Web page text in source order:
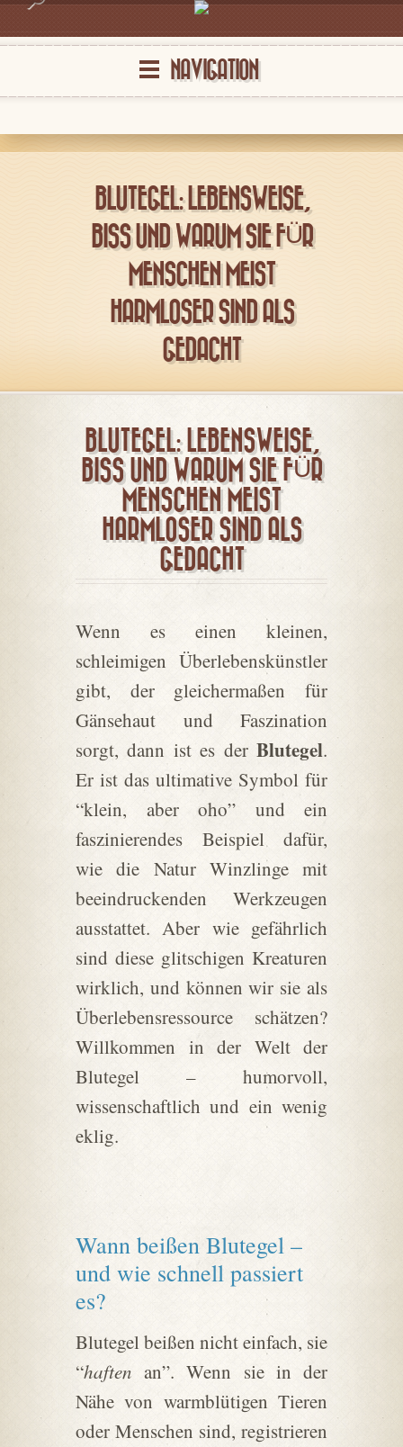
NAVIGATION
BLUTEGEL: LEBENSWEISE,
BISS UND WARUM SIE FÜR
MENSCHEN MEIST
HARMLOSER SIND ALS
GEDACHT
BLUTEGEL: LEBENSWEISE,
BISS UND WARUM SIE FÜR
MENSCHEN MEIST
HARMLOSER SIND ALS
GEDACHT
Wenn es einen kleinen,
schleimigen Überlebenskünstler
gibt, der gleichermaßen für
Gänsehaut und Faszination
sorgt, dann ist es der Blutegel.
Er ist das ultimative Symbol für
“klein, aber oho” und ein
faszinierendes Beispiel dafür,
wie die Natur Winzlinge mit
beeindruckenden Werkzeugen
ausstattet. Aber wie gefährlich
sind diese glitschigen Kreaturen
wirklich, und können wir sie als
Überlebensressource schätzen?
Willkommen in der Welt der
Blutegel – humorvoll,
wissenschaftlich und ein wenig
eklig.
Wann beißen Blutegel –
und wie schnell passiert
es?
Blutegel beißen nicht einfach, sie
“haften an”. Wenn sie in der
Nähe von warmblütigen Tieren
oder Menschen sind, registrieren